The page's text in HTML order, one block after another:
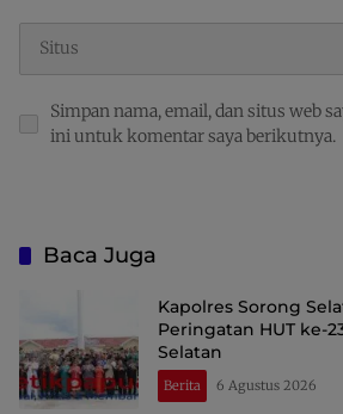
Simpan nama, email, dan situs web
ini untuk komentar saya berikutnya.
Baca Juga
Kapolres Sorong
Peringatan HUT ke-
Selatan
Berita 6 Agustus 2026